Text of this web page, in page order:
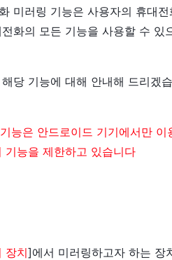
미러링 기능은 사용자의 휴대
화의 모든 기능을 사용할 수 있
당 기능에 대해 안내해 드리겠
능은 안드로이드 기기에서만
기능을 제한하고 있습니다
장치]에서 미러링하고자 하는 장